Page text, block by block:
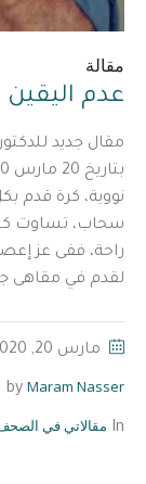
مقالة
عدم اليقين
مقال جديد
نووية، كرة قدم
سحاب، تساوت
راحة، ففى عز
لقدم في مقاهى
مارس 20, 2020
by Maram Nasser
In مقالاتي في